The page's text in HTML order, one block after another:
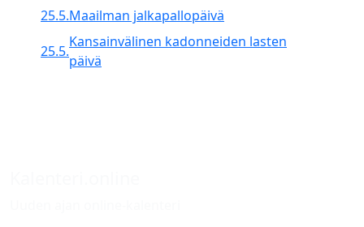
25.5.Maailman jalkapallopäivä
25.5.
Kansainvälinen kadonneiden lasten
päivä